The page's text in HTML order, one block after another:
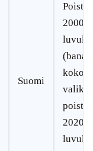
Suomi
Poisto
2000-
luvulla
2020-
luvulle